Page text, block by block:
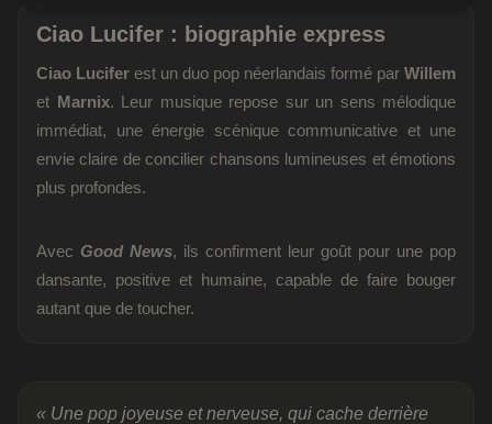
Ciao Lucifer : biographie express
Ciao Lucifer est un duo pop néerlandais formé par Willem
et Marnix. Leur musique repose sur un sens mélodique
immédiat, une énergie scénique communicative et une
envie claire de concilier chansons lumineuses et émotions
plus profondes.
Avec Good News, ils confirment leur goût pour une pop
dansante, positive et humaine, capable de faire bouger
autant que de toucher.
« Une pop joyeuse et nerveuse, qui cache derrière